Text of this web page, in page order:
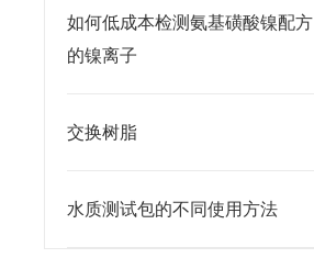
如何低成本检测氨基磺酸镍配方
的镍离子
交换树脂
水质测试包的不同使用方法